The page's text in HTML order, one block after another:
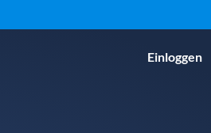
Einloggen